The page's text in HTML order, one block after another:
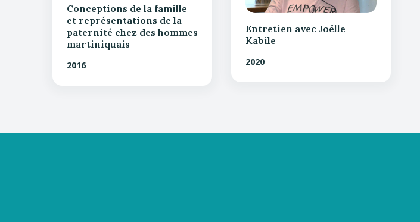
Conceptions de la famille
et représentations de la
paternité chez des hommes
martiniquais
2016
Entretien avec Joëlle
Kabile
2020